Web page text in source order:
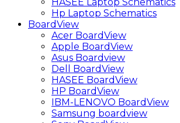
Hp Laptop Schematics
BoardView
Acer BoardView
Apple BoardView
Asus Boardview
Dell BoardView
HASEE BoardView
HP BoardView
IBM-LENOVO BoardView
Samsung boardview